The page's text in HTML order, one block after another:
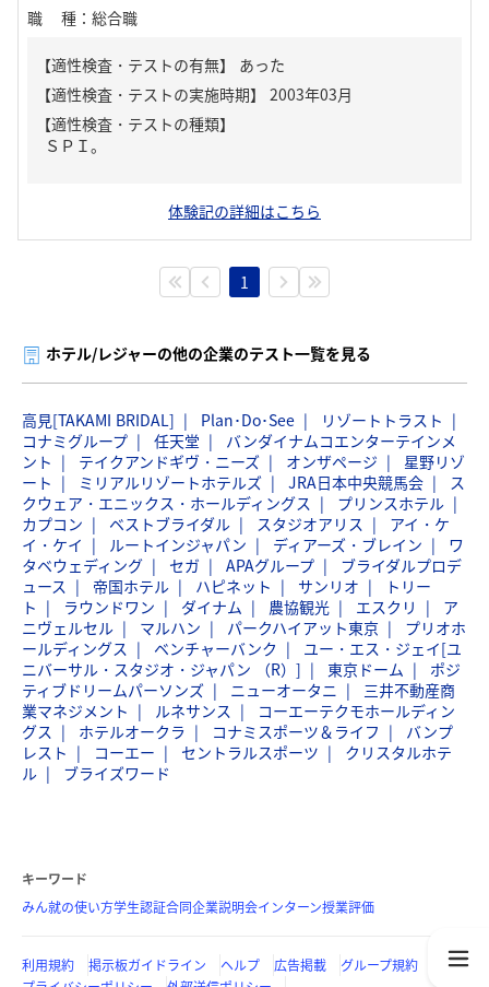
職種 ： 総合職
【適性検査・テストの有無】 あった
【適性検査・テストの種類】
ＳＰＩ。
体験記の詳細はこちら
1
ホテル/レジャーの他の企業のテスト一覧を見る
高見[TAKAMI BRIDAL] Plan･Do･See
リゾートトラスト
コナミグループ
任天堂
バンダイナムコエンターテインメ
ント
テイクアンドギヴ・ニーズ オンザページ
星野リゾ
ート
ミリアルリゾートホテルズ JRA日本中央競馬会
ス
クウェア・エニックス・ホールディングス
プリンスホテル
カプコン
ベストブライダル スタジオアリス
アイ・ケ
イ・ケイ
ルートインジャパン ディアーズ・ブレイン
ワ
タベウェディング
セガ APAグループ
ブライダルプロデ
ュース
帝国ホテル ハピネット サンリオ
トリー
ト
ラウンドワン ダイナム 農協観光 エスクリ
ア
ニヴェルセル
マルハン パークハイアット東京
プリオホ
ールディングス
ベンチャーバンク
ユー・エス・ジェイ[ユ
ニバーサル・スタジオ・ジャパン （R）]
東京ドーム
ポジ
ティブドリームパーソンズ
ニューオータニ
三井不動産商
業マネジメント
ルネサンス
コーエーテクモホールディン
グス
ホテルオークラ コナミスポーツ＆ライフ
バンプ
レスト
コーエー セントラルスポーツ
クリスタルホテ
ル
ブライズワード
キーワード
みん就の使い方学生認証合同企業説明会インターン授業評価
利用規約 掲示板ガイドライン ヘルプ 広告掲載
グループ規約